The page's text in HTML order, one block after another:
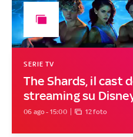
The Shards, il cast
streaming su
SERIE TV
06 ago - 15:00 12 foto